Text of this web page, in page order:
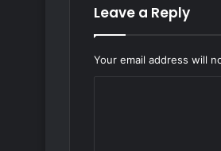
Leave a Reply
Your email address will